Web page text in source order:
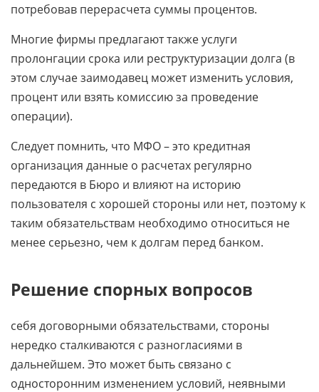
потребовав перерасчета суммы процентов.
Многие фирмы предлагают также услуги
пролонгации срока или реструктуризации долга (в
этом случае заимодавец может изменить условия,
процент или взять комиссию за проведение
операции).
Следует помнить, что МФО – это кредитная
организация данные о расчетах регулярно
передаются в Бюро и влияют на историю
пользователя с хорошей стороны или нет, поэтому к
таким обязательствам необходимо относиться не
менее серьезно, чем к долгам перед банком.
Решение спорных вопросов
себя договорными обязательствами, стороны
нередко сталкиваются с разногласиями в
дальнейшем. Это может быть связано с
односторонним изменением условий, неявными